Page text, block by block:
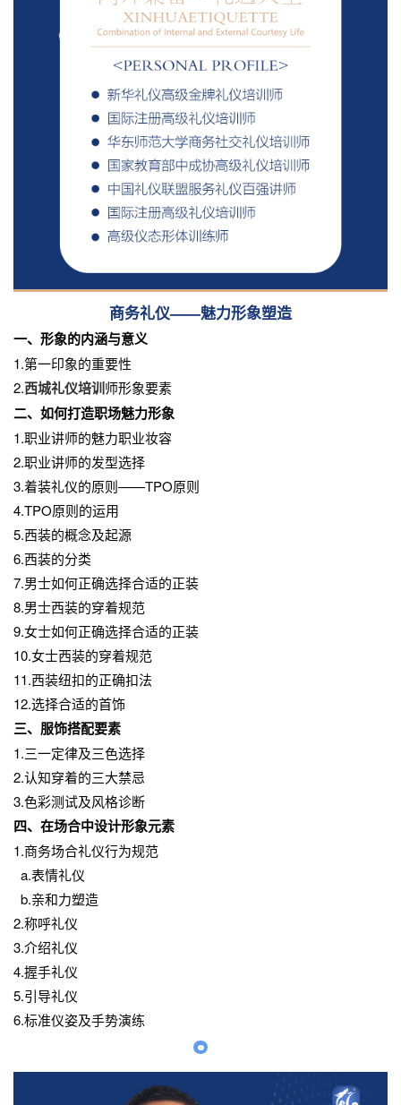
商务礼仪——魅力形象塑造
一、形象的内涵与意义
1.第一印象的重要性
2.西城礼仪培训师形象要素
二、如何打造职场魅力形象
1.职业讲师的魅力职业妆容
2.职业讲师的发型选择
3.着装礼仪的原则——TPO原则
4.TPO原则的运用
5.西装的概念及起源
6.西装的分类
7.男士如何正确选择合适的正装
8.男士西装的穿着规范
9.女士如何正确选择合适的正装
10.女士西装的穿着规范
11.西装纽扣的正确扣法
12.选择合适的首饰
三、服饰搭配要素
1.三一定律及三色选择
2.认知穿着的三大禁忌
3.色彩测试及风格诊断
四、在场合中设计形象元素
1.商务场合礼仪行为规范
a.表情礼仪
b.亲和力塑造
2.称呼礼仪
3.介绍礼仪
4.握手礼仪
5.引导礼仪
6.标准仪姿及手势演练